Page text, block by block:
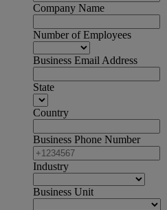
Company Name
Number of Employees
Business Email Address
State
Country
Business Phone Number
Industry
Business Unit